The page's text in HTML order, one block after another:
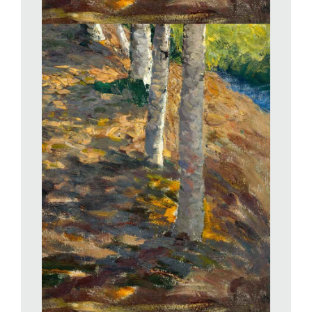
li vedono esposti alla Galleria Galatea di Torino nel 1963 e li
acquistano in blocco. Su una lastra di acciaio inox lucidata a
specchio l’artista applica immagini di persone (ma anche di
oggetti) ricavate da fotografie a grandezza naturale e dipinte su
carta velina, sostituite poi da serigrafie. Le sagome sulla
superficie specchiante sono cristallizzate in banali atti
quotidiani e appaiono spesso voltate di spalle, come fossero
totalmente estranee a ciò che accade loro intorno (nella
rassegna,Padre e madre, del 1968, è un esempio
significativo). NeiQuadri specchianti, sempre rigorosamente
collocati sul pavimento, l’interazione tra la figura rappresentata
e quella riflessa dell’osservatore genera un’opera in continuo
divenire, dove il tempo dinamico dello spettatore che modifica
lo spazio reale si somma al tempo statico della fotografia e
dove si consuma l’incontro fugace tra presenza e assenza.
Della corrente dell’Arte Povera, che lo stesso Pistoletto
definisce come un movimento capace di andare
«profondamente nelle radici delle cose», la mostra asconese
espone, tra gli altri, uno dei lavori più emblematici, quella